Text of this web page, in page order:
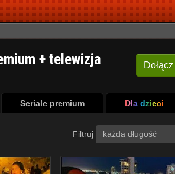
Dołącz
+ telewizja
Seriale premium Dla dzieci
Filtruj każda długość